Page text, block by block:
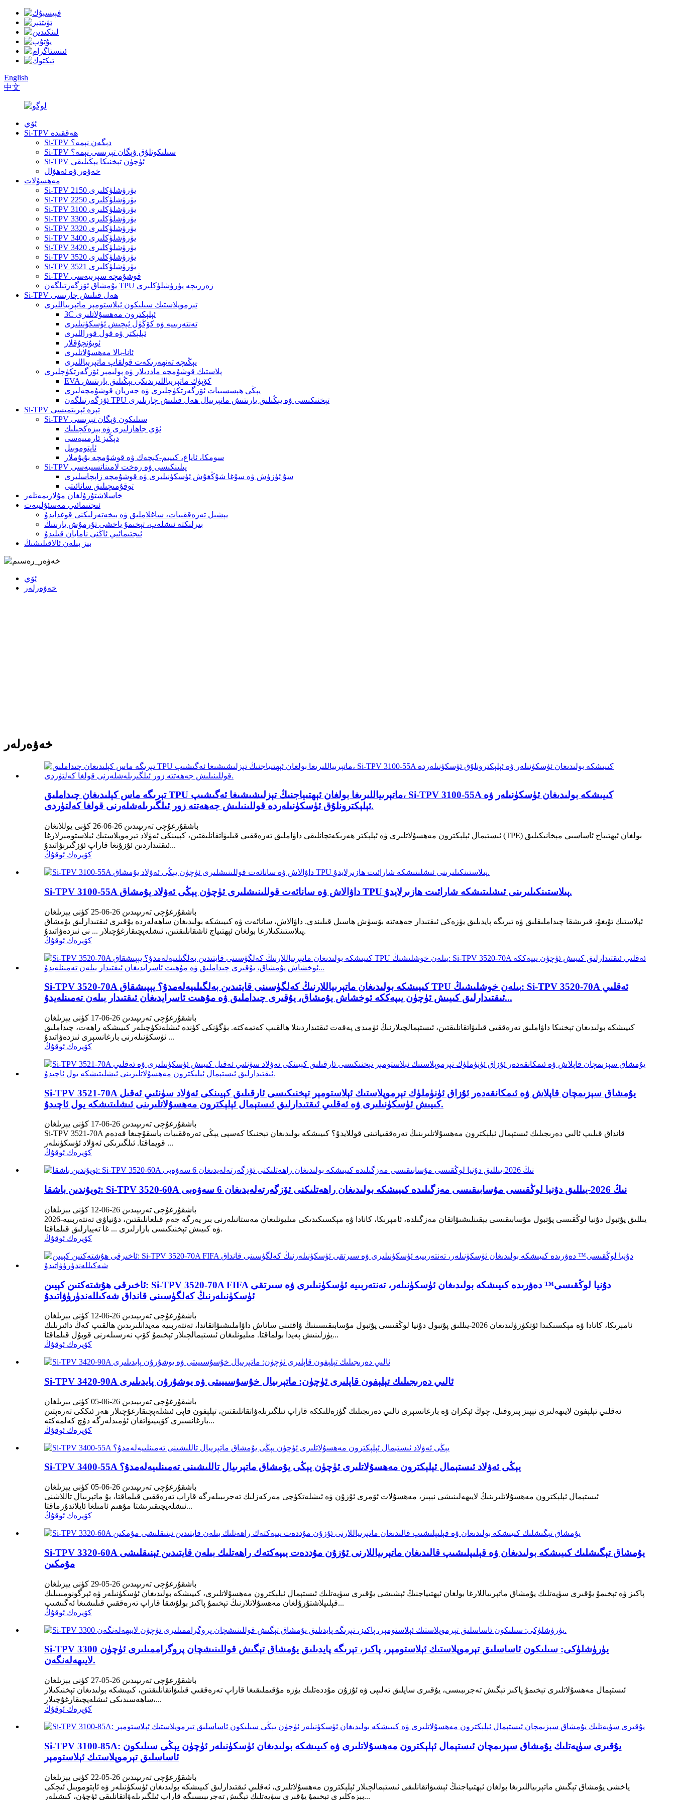
English
中文
ئۆي
Si-TPV ھەققىدە
Si-TPV دېگەن نېمە؟
Si-TPV سىلىكونلۇق ۋېگان تېرىسى نېمە؟
Si-TPV ئۈچۈن تېخنىكا يېڭىلىقى
خەۋەر ۋە ئەھۋال
مەھسۇلات
Si-TPV 2150 يۈرۈشلۈكلىرى
Si-TPV 2250 يۈرۈشلۈكلىرى
Si-TPV 3100 يۈرۈشلۈكلىرى
Si-TPV 3300 يۈرۈشلۈكلىرى
Si-TPV 3320 يۈرۈشلۈكلىرى
Si-TPV 3400 يۈرۈشلۈكلىرى
Si-TPV 3420 يۈرۈشلۈكلىرى
Si-TPV 3520 يۈرۈشلۈكلىرى
Si-TPV 3521 يۈرۈشلۈكلىرى
Si-TPV قوشۇمچە سېرىيەسى
يۇمشاق ئۆزگەرتىلگەن TPU زەررىچە يۈرۈشلۈكلىرى
Si-TPV ھەل قىلىش چارىسى
تېرموپلاستىك سىلىكون ئېلاستومېر ماتېرىياللىرى
3C ئېلېكترون مەھسۇلاتلىرى
تەنتەربىيە ۋە كۆڭۈل ئېچىش ئۈسكۈنىلىرى
ئېلېكتر ۋە قول قوراللىرى
ئويۇنچۇقلار
ئانا-بالا مەھسۇلاتلىرى
يېڭىچە تەنھەرىكەت قولقاپ ماتېرىياللىرى
پلاستىك قوشۇمچە ماددىلار ۋە پولىمېر ئۆزگەرتكۈچلىرى
EVA كۆپۈك ماتېرىياللىرىدىكى يېڭىلىق يارىتىش
يېڭى ھېسسىيات ئۆزگەرتكۈچلىرى ۋە جەريان قوشۇمچەلىرى
ئۆزگەرتىلگەن TPU تېخنىكىسى ۋە يېڭىلىق يارىتىش ماتېرىيال ھەل قىلىش چارىلىرى
Si-TPV تېرە ئېرىتمىسى
Si-TPV سىلىكون ۋېگان تېرىسى
ئۆي جاھازلىرى ۋە بېزەكچىلىك
دېڭىز ئارمىيەسى
ئاپتوموبىل
سومكا، ئاياغ، كىيىم-كېچەك ۋە قوشۇمچە بۇيۇملار
Si-TPV پىلىنكىسى ۋە رەخت لامىناتسىيەسى
سۇ ئۈزۈش ۋە سۇغا شۇڭغۇش ئۈسكۈنىلىرى ۋە قوشۇمچە زاپچاسلىرى
توقۇمىچىلىق سانائىتى
خاسلاشتۇرۇلغان مۇلازىمەتلەر
ئىجتىمائىي مەسئۇلىيەت
يېشىل تەرەققىيات، ساغلاملىق ۋە بىخەتەرلىكنى قوغدايدۇ
بىرلىكتە ئىشلەپ، تېخىمۇ ياخشى تۇرمۇش يارىتىڭ
ئىجتىمائىي ئاڭنى نامايان قىلىدۇ
بىز بىلەن ئالاقىلىشىڭ
ئۆي
خەۋەرلەر
خەۋەرلەر
تېرىگە ماس كېلىدىغان چىداملىق TPU ماتېرىياللىرىغا بولغان ئېھتىياجنىڭ تېزلىشىشىغا ئەگىشىپ، Si-TPV 3100-55A كىيىشكە بولىدىغان ئۈسكۈنىلەر ۋە
ئېلېكترونلۇق ئۈسكۈنىلەردە قوللىنىلىش جەھەتتە زور ئىلگىرىلەشلەرنى قولغا كەلتۈردى.
باشقۇرغۇچى تەرىپىدىن 26-06-26 كۈنى يوللانغان
ئىستېمال ئېلېكترون مەھسۇلاتلىرى ۋە ئېلېكتر ھەرىكەتچانلىقى داۋاملىق تەرەققىي قىلىۋاتقانلىقتىن، كېيىنكى ئەۋلاد تېرموپلاستىك ئېلاستومېرلارغا (TPE) بولغان ئېھتىياج ئاساسىي مېخانىكىلىق
ئىقتىداردىن ئۇزۇنغا قاراپ ئۆزگىرىۋاتىدۇ...
كۆپرەك ئوقۇڭ
Si-TPV 3100-55A داۋالاش ۋە سانائەت قوللىنىشلىرى ئۈچۈن يېڭى ئەۋلاد يۇمشاق TPU پىلاستىنكىلىرىنى ئىشلىتىشكە شارائىت ھازىرلايدۇ.
باشقۇرغۇچى تەرىپىدىن 26-06-25 كۈنى يېزىلغان
ئېلاستىك تۇيغۇ، قىرىشقا چىداملىقلىق ۋە تېرىگە پايدىلىق يۈزەكى ئىقتىدار جەھەتتە بۆسۈش ھاسىل قىلىندى. داۋالاش، سانائەت ۋە كىيىشكە بولىدىغان ساھەلەردە يۇقىرى ئىقتىدارلىق يۇمشاق
پىلاستىنكىلارغا بولغان ئېھتىياج ئاشقانلىقتىن، ئىشلەپچىقارغۇچىلار ... نى ئىزدەۋاتىدۇ.
كۆپرەك ئوقۇڭ
Si-TPV 3520-70A كىيىشكە بولىدىغان ماتېرىياللارنىڭ كەلگۈسىنى قايتىدىن بەلگىلىيەلەمدۇ؟ يېپىشقاق TPU بىلەن خوشلىشىڭ: Si-TPV 3520-70A ئەقلىي
ئىقتىدارلىق كىيىش ئۈچۈن يىپەككە ئوخشاش يۇمشاق، يۇقىرى چىداملىق ۋە مۇھىت ئاسرايدىغان ئىقتىدار بىلەن تەمىنلەيدۇ...
باشقۇرغۇچى تەرىپىدىن 26-06-17 كۈنى يېزىلغان
كىيىشكە بولىدىغان تېخنىكا داۋاملىق تەرەققىي قىلىۋاتقانلىقتىن، ئىستېمالچىلارنىڭ ئۈمىدى پەقەت ئىقتىداردىنلا ھالقىپ كەتمەكتە. بۈگۈنكى كۈندە ئىشلەتكۈچىلەر كىيىشكە راھەت، چىداملىق
ئۈسكۈنىلەرنى بارغانسېرى ئىزدەۋاتىدۇ ...
كۆپرەك ئوقۇڭ
Si-TPV 3521-70A يۇمشاق سېزىمچان قاپلاش ۋە ئىمكانقەدەر ئۇزاق ئۈنۈملۈك تېرموپلاستىك ئېلاستومېر تېخنىكىسى ئارقىلىق كېيىنكى ئەۋلاد سۈنئىي ئەقىل
كىيىش ئۈسكۈنىلىرى ۋە ئەقلىي ئىقتىدارلىق ئىستېمال ئېلېكترون مەھسۇلاتلىرىنى ئىشلىتىشكە يول ئاچىدۇ.
باشقۇرغۇچى تەرىپىدىن 26-06-17 كۈنى يېزىلغان
Si-TPV 3521-70A قانداق قىلىپ ئالىي دەرىجىلىك ئىستېمال ئېلېكترون مەھسۇلاتلىرىنىڭ تەرەققىياتىنى قوللايدۇ؟ كىيىشكە بولىدىغان تېخنىكا كەسپى يېڭى تەرەققىيات باسقۇچىغا قەدەم
قويماقتا. ئىلگىرىكى ئەۋلاد ئۈسكۈنىلەر ...
كۆپرەك ئوقۇڭ
ئويۇندىن باشقا: Si-TPV 3520-60A نىڭ 2026-يىللىق دۇنيا لوڭقىسى مۇسابىقىسى مەزگىلىدە كىيىشكە بولىدىغان راھەتلىكنى ئۆزگەرتەلەيدىغان 6 سەۋەبى
باشقۇرغۇچى تەرىپىدىن 26-06-12 كۈنى يېزىلغان
2026-يىللىق پۇتبول دۇنيا لوڭقىسى پۇتبول مۇسابىقىسى يېقىنلىشىۋاتقان مەزگىلدە، ئامېرىكا، كانادا ۋە مېكسىكىدىكى مىليونلىغان مەستانىلەرنى بىر يەرگە جەم قىلغانلىقتىن، دۇنياۋى تەنتەربىيە
ۋە كىيىش تېخنىكىسى بازارلىرى ... غا تەييارلىق قىلماقتا.
كۆپرەك ئوقۇڭ
ئاخىرقى ھۇشتەكتىن كېيىن: Si-TPV 3520-70A FIFA دۇنيا لوڭقىسى™ دەۋرىدە كىيىشكە بولىدىغان ئۈسكۈنىلەر، تەنتەربىيە ئۈسكۈنىلىرى ۋە سىرتقى
ئۈسكۈنىلەرنىڭ كەلگۈسىنى قانداق شەكىللەندۈرۈۋاتىدۇ
باشقۇرغۇچى تەرىپىدىن 26-06-12 كۈنى يېزىلغان
ئامېرىكا، كانادا ۋە مېكسىكىدا ئۆتكۈزۈلىدىغان 2026-يىللىق پۇتبول دۇنيا لوڭقىسى پۇتبول مۇسابىقىسىنىڭ ۋاقتىنى ساناش داۋاملىشىۋاتقاندا، تەنتەربىيە مەيدانلىرىدىن ھالقىپ كەڭ دائىرىلىك
يۈزلىنىش پەيدا بولماقتا. مىليونلىغان ئىستېمالچىلار تېخىمۇ كۆپ نەرسىلەرنى قوبۇل قىلماقتا...
كۆپرەك ئوقۇڭ
Si-TPV 3420-90A ئالىي دەرىجىلىك تېلېفون قاپلىرى ئۈچۈن: ماتېرىيال خۇسۇسىيىتى ۋە يوشۇرۇن پايدىلىرى
باشقۇرغۇچى تەرىپىدىن 26-06-05 كۈنى يېزىلغان
ئەقلىي تېلېفون لايىھەلىرى نېپىز پىروفىل، چوڭ ئېكران ۋە بارغانسېرى ئالىي دەرىجىلىك گۈزەللىككە قاراپ ئىلگىرىلەۋاتقانلىقتىن، تېلېفون قاپى ئىشلەپچىقارغۇچىلار ھەر ئىككى تەرەپتىن
بارغانسېرى كۆپىيىۋاتقان ئۈمىدلەرگە دۇچ كەلمەكتە...
كۆپرەك ئوقۇڭ
Si-TPV 3400-55A يېڭى ئەۋلاد ئىستېمال ئېلېكترون مەھسۇلاتلىرى ئۈچۈن يېڭى يۇمشاق ماتېرىيال تاللىشىنى تەمىنلىيەلەمدۇ؟
باشقۇرغۇچى تەرىپىدىن 26-06-05 كۈنى يېزىلغان
ئىستېمال ئېلېكترون مەھسۇلاتلىرىنىڭ لايىھەلىنىشى نېپىز، مەھسۇلات ئۆمرى ئۇزۇن ۋە ئىشلەتكۈچى مەركەزلىك تەجرىبىلەرگە قاراپ تەرەققىي قىلماقتا، بۇ ماتېرىيال تاللاشنى
ئىشلەپچىقىرىشتا مۇھىم ئامىلغا ئايلاندۇرماقتا...
كۆپرەك ئوقۇڭ
Si-TPV 3320-60A يۇمشاق تېگىشلىك كىيىشكە بولىدىغان ۋە قېلىپلىشىپ قالىدىغان ماتېرىياللارنى ئۇزۇن مۇددەت يىپەكتەك راھەتلىك بىلەن قايتىدىن ئېنىقلىشى
مۇمكىن
باشقۇرغۇچى تەرىپىدىن 26-05-29 كۈنى يېزىلغان
پاكىز ۋە تېخىمۇ يۇقىرى سۈپەتلىك يۇمشاق ماتېرىياللارغا بولغان ئېھتىياجنىڭ ئېشىشى يۇقىرى سۈپەتلىك ئىستېمال ئېلېكترون مەھسۇلاتلىرى، كىيىشكە بولىدىغان ئۈسكۈنىلەر ۋە ئېرگونومىيىلىك
قېلىپلاشتۇرۇلغان مەھسۇلاتلارنىڭ تېخىمۇ پاكىز بولۇشقا قاراپ تەرەققىي قىلىشىغا ئەگىشىپ...
كۆپرەك ئوقۇڭ
Si-TPV 3300 يۈرۈشلۈكى: سىلىكون ئاساسلىق تېرموپلاستىك ئېلاستومېر، پاكىز، تېرىگە پايدىلىق يۇمشاق تېگىش قوللىنىشچان پروگراممىلىرى ئۈچۈن
لايىھەلەنگەن.
باشقۇرغۇچى تەرىپىدىن 26-05-27 كۈنى يېزىلغان
ئىستېمال مەھسۇلاتلىرى تېخىمۇ پاكىز تېگىش تەجرىبىسى، يۇقىرى ساپلىق تەلىپى ۋە ئۇزۇن مۇددەتلىك يۈزە مۇقىملىقىغا قاراپ تەرەققىي قىلىۋاتقانلىقتىن، كىيىشكە بولىدىغان تېخنىكىلار
ساھەسىدىكى ئىشلەپچىقارغۇچىلار،...
كۆپرەك ئوقۇڭ
Si-TPV 3100-85A: يۇقىرى سۈپەتلىك يۇمشاق سېزىمچان ئىستېمال ئېلېكترون مەھسۇلاتلىرى ۋە كىيىشكە بولىدىغان ئۈسكۈنىلەر ئۈچۈن يېڭى سىلىكون
ئاساسلىق تېرموپلاستىك ئېلاستومېر
باشقۇرغۇچى تەرىپىدىن 26-05-22 كۈنى يېزىلغان
ياخشى يۇمشاق تېگىش ماتېرىياللىرىغا بولغان ئېھتىياجنىڭ ئېشىۋاتقانلىقى ئىستېمالچىلار ئېلېكترون مەھسۇلاتلىرى، ئەقلىي ئىقتىدارلىق كىيىشكە بولىدىغان ئۈسكۈنىلەر ۋە ئاپتوموبىل ئىچكى
بېزەكلىرى تېخىمۇ يۇقىرى سۈپەتلىك تېگىش تەجرىبىسىگە قاراپ ئىلگىرىلەۋاتقانلىقى ئۈچۈن، كىشىلەر...